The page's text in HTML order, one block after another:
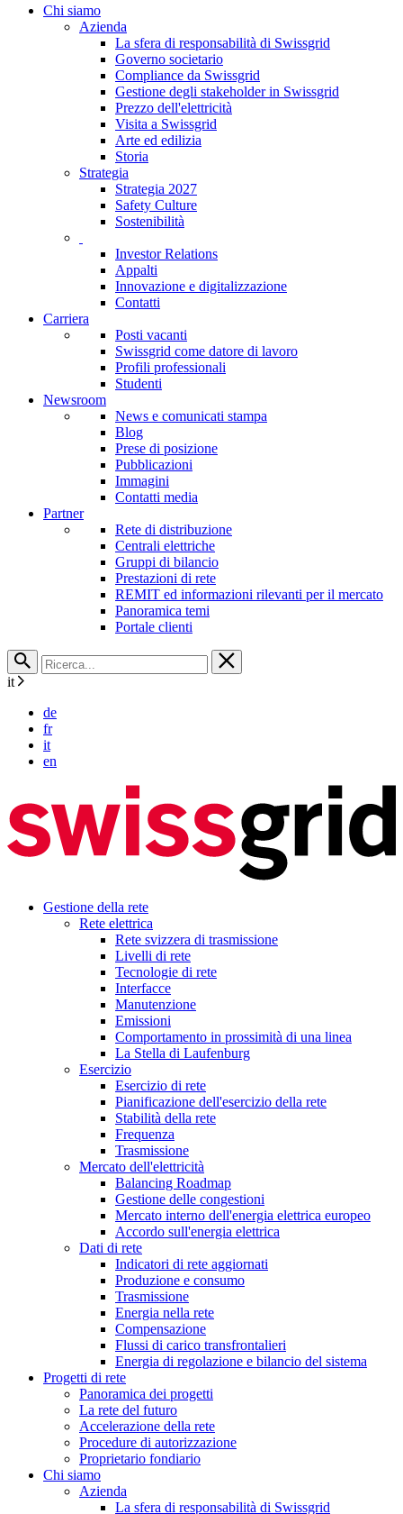
Chi siamo
Azienda
La sfera di responsabilità di Swissgrid
Governo societario
Compliance da Swissgrid
Gestione degli stakeholder in Swissgrid
Prezzo dell'elettricità
Visita a Swissgrid
Arte ed edilizia
Storia
Strategia
Strategia 2027
Safety Culture
Sostenibilità
Investor Relations
Appalti
Innovazione e digitalizzazione
Contatti
Carriera
Posti vacanti
Swissgrid come datore di lavoro
Profili professionali
Studenti
Newsroom
News e comunicati stampa
Blog
Prese di posizione
Pubblicazioni
Immagini
Contatti media
Partner
Rete di distribuzione
Centrali elettriche
Gruppi di bilancio
Prestazioni di rete
REMIT ed informazioni rilevanti per il mercato
Panoramica temi
Portale clienti
it
de
fr
it
en
Gestione della rete
Rete elettrica
Rete svizzera di trasmissione
Livelli di rete
Tecnologie di rete
Interfacce
Manutenzione
Emissioni
Comportamento in prossimità di una linea
La Stella di Laufenburg
Esercizio
Esercizio di rete
Pianificazione dell'esercizio della rete
Stabilità della rete
Frequenza
Trasmissione
Mercato dell'elettricità
Balancing Roadmap
Gestione delle congestioni
Mercato interno dell'energia elettrica europeo
Accordo sull'energia elettrica
Dati di rete
Indicatori di rete aggiornati
Produzione e consumo
Trasmissione
Energia nella rete
Compensazione
Flussi di carico transfrontalieri
Energia di regolazione e bilancio del sistema
Progetti di rete
Panoramica dei progetti
La rete del futuro
Accelerazione della rete
Procedure di autorizzazione
Proprietario fondiario
Chi siamo
Azienda
La sfera di responsabilità di Swissgrid